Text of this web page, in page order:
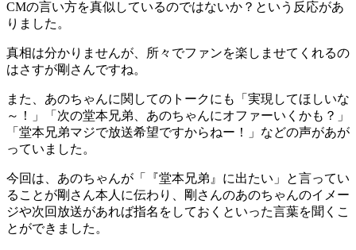
CMの言い方を真似しているのではないか？という反応があ
りました。
真相は分かりませんが、所々でファンを楽しませてくれるの
はさすが剛さんですね。
また、あのちゃんに関してのトークにも「実現してほしいな
～！」「次の堂本兄弟、あのちゃんにオファーいくかも？」
「堂本兄弟マジで放送希望ですからねー！」などの声があが
っていました。
今回は、あのちゃんが「『堂本兄弟』に出たい」と言ってい
ることが剛さん本人に伝わり、剛さんのあのちゃんのイメー
ジや次回放送があれば指名をしておくといった言葉を聞くこ
とができました。